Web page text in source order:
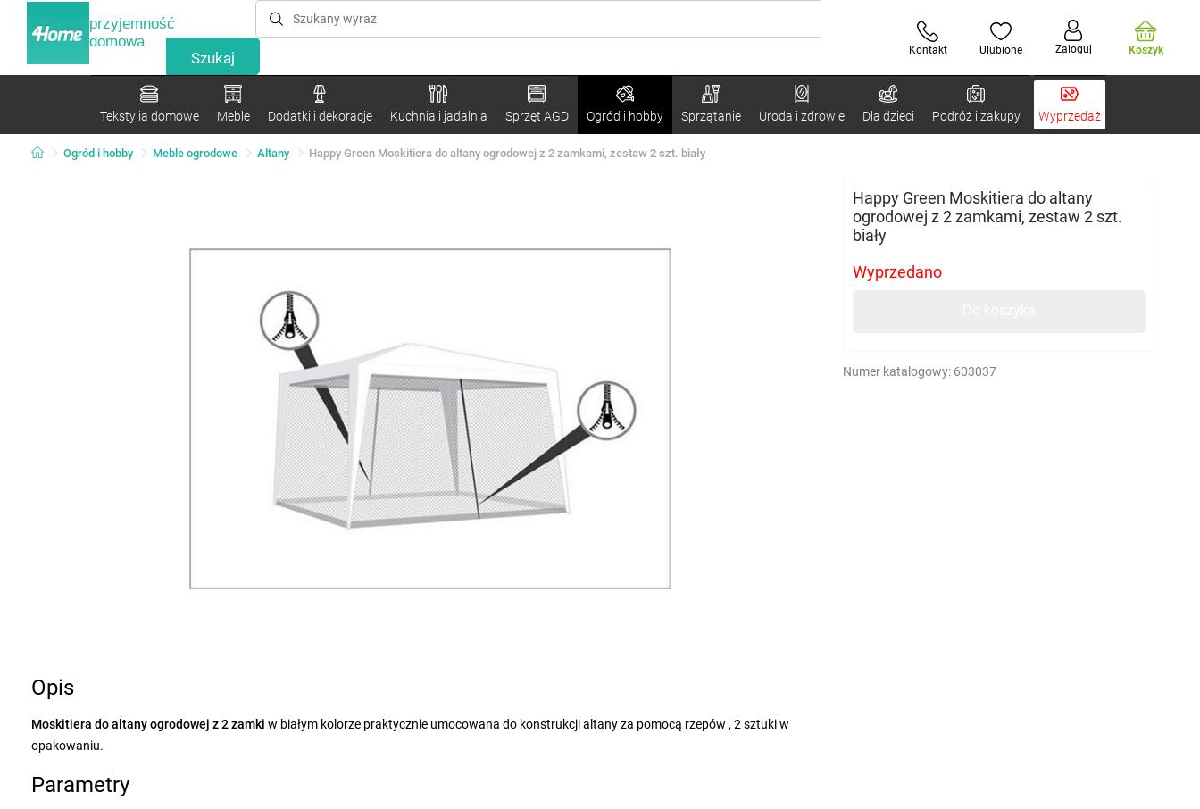
przyjemność
domowa
Kontakt Ulubione Zaloguj Koszyk
Tekstylia domowe Meble Dodatki i dekoracje Kuchnia i jadalnia Sprzęt AGD Ogród i hobby Sprzątanie Uroda i zdrowie Dla dzieci Podróż i zakupy Wyprzedaż
Ogród i hobby Meble ogrodowe Altany Happy Green Moskitiera do altany ogrodowej z 2 zamkami, zestaw 2 szt. biały
Happy Green Moskitiera do altany
ogrodowej z 2 zamkami, zestaw 2 szt.
biały
Wyprzedano
Numer katalogowy: 603037
Opis
Moskitiera do altany ogrodowej z 2 zamki w białym kolorze praktycznie umocowana do konstrukcji altany za pomocą rzepów , 2 sztuki w
opakowaniu.
Parametry